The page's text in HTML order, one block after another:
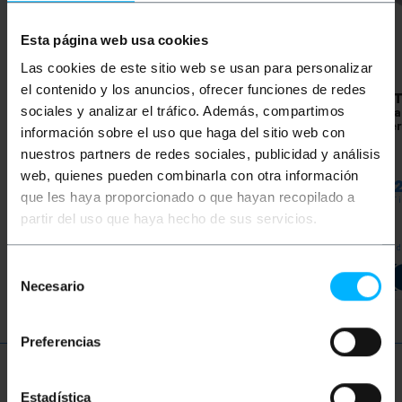
Esta página web usa cookies
Las cookies de este sitio web se usan para personalizar
el contenido y los anuncios, ofrecer funciones de redes
sociales y analizar el tráfico. Además, compartimos
información sobre el uso que haga del sitio web con
nuestros partners de redes sociales, publicidad y análisis
web, quienes pueden combinarla con otra información
que les haya proporcionado o que hayan recopilado a
partir del uso que haya hecho de sus servicios.
Necesario
Preferencias
Estadística
BEMATIK 15 m grijze
SFTP Cat.6a Ethernet-
netwerkkabel
PVP
€20,28
€20,28VAT inc.
PVD
€ 16,63
Onmiddellijke levering
REF:
BEMATIK 1 m grijze
Cat.6a SFTP Ethernet-
netwerkkabel
PVP
€2,30
€ 2,30VAT inc.
PVD
€1,79
Onmiddellijke levering
REF:
FTP
Meer informatie